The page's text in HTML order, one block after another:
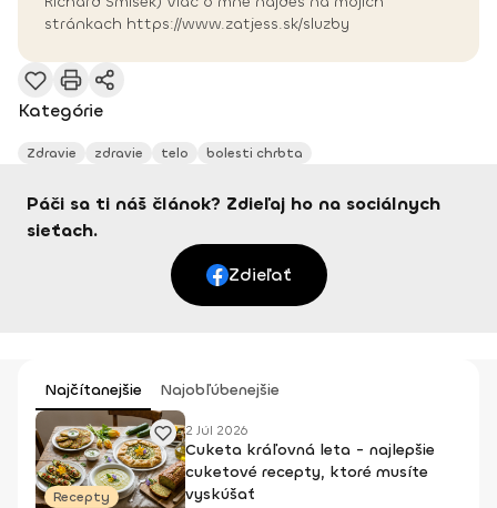
stránkach https://www.zatjess.sk/sluzby
Kategórie
Zdravie zdravie telo bolesti chrbta
Páči sa ti náš článok? Zdieľaj ho na sociálnych
sieťach.
Zdieľať
Najčítanejšie Najobľúbenejšie
Recepty
2 Júl 2026
Cuketa kráľovná leta - najlepšie
cuketové recepty, ktoré musíte
vyskúšať